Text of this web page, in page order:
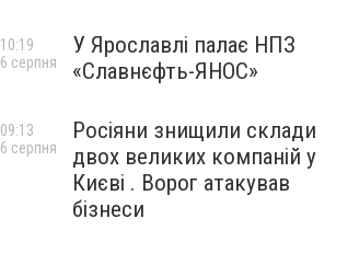
У Ярославлі палає НПЗ
«Славнєфть-ЯНОС»
10:19
6 серпня
Росіяни знищили склади
двох великих компаній у
Києві . Ворог атакував
бізнеси
09:13
6 серпня